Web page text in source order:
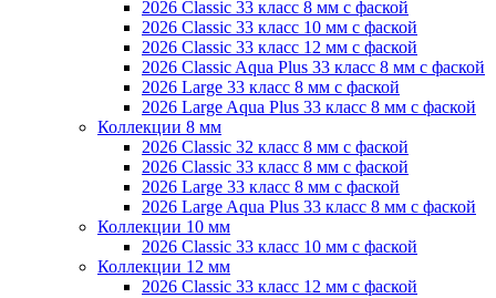
2026 Classic 33 класс 8 мм с фаской
2026 Classic 33 класс 10 мм с фаской
2026 Classic 33 класс 12 мм с фаской
2026 Classic Aqua Plus 33 класс 8 мм с фаской
2026 Large 33 класс 8 мм с фаской
2026 Large Aqua Plus 33 класс 8 мм с фаской
Коллекции 8 мм
2026 Classic 32 класс 8 мм с фаской
2026 Classic 33 класс 8 мм с фаской
2026 Large 33 класс 8 мм с фаской
2026 Large Aqua Plus 33 класс 8 мм с фаской
Коллекции 10 мм
2026 Classic 33 класс 10 мм с фаской
Коллекции 12 мм
2026 Classic 33 класс 12 мм с фаской